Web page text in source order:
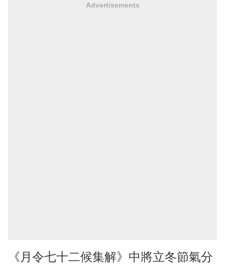
Advertisements
《月令七十二候集解》中將立冬節氣分